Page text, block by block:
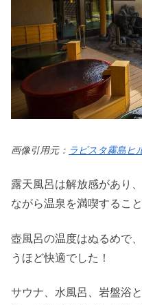
画像引用元： ラビスタ霧島ヒ
露天風呂は解放感があり
ながら温泉を満喫するこ
壺風呂の温度はぬるめで
うほど快適でした！
サウナ、水風呂、岩盤浴